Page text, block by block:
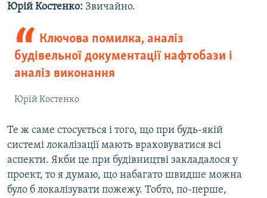
Юрій Костенко: Звичайно.
Ключова помилка, аналіз
будівельної документації нафтобази і
аналіз виконання
Юрій Костенко
Те ж саме стосується і того, що при будь-якій
системі локалізації мають враховуватися всі
аспекти. Якби це при будівництві закладалося у
проект, то я думаю, що набагато швидше можна
було б локалізувати пожежу. Тобто, по-перше,